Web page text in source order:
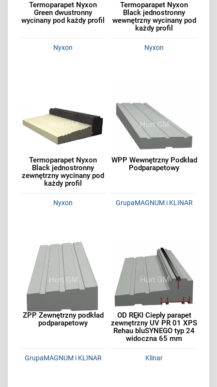
Termoparapet Nyxon
Green dwustronny
wycinany pod każdy profil
Nyxon
Termoparapet Nyxon
Black jednostronny
wewnętrzny wycinany pod
każdy profil
Nyxon
Termoparapet Nyxon
Black jednostronny
zewnętrzny wycinany pod
każdy profil
Nyxon
WPP Wewnętrzny Podkład
Podparapetowy
GrupaMAGNUM i KLINAR
ZPP Zewnętrzny podkład
podparapetowy
GrupaMAGNUM i KLINAR
OD RĘKI Ciepły parapet
zewnętrzny UV PR 01 XPS
Rehau bluSYNEGO typ 24
widoczna 65 mm
Klinar